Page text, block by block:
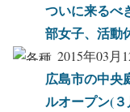
ついに来るべ
部女子、活動
2015年03月
広島市の中央
ルオープン(３